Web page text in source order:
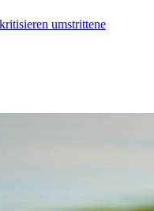
umstrittene